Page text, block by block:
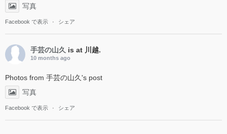
写真
Facebook で表示 · シェア
手芸の山久 is at 川越.
10 months ago
Photos from 手芸の山久's post
写真
Facebook で表示 · シェア